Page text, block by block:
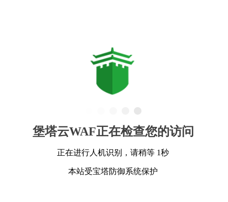
堡塔云WAF正在检查您的访问
正在进行人机识别，请稍等 1秒
本站受宝塔防御系统保护